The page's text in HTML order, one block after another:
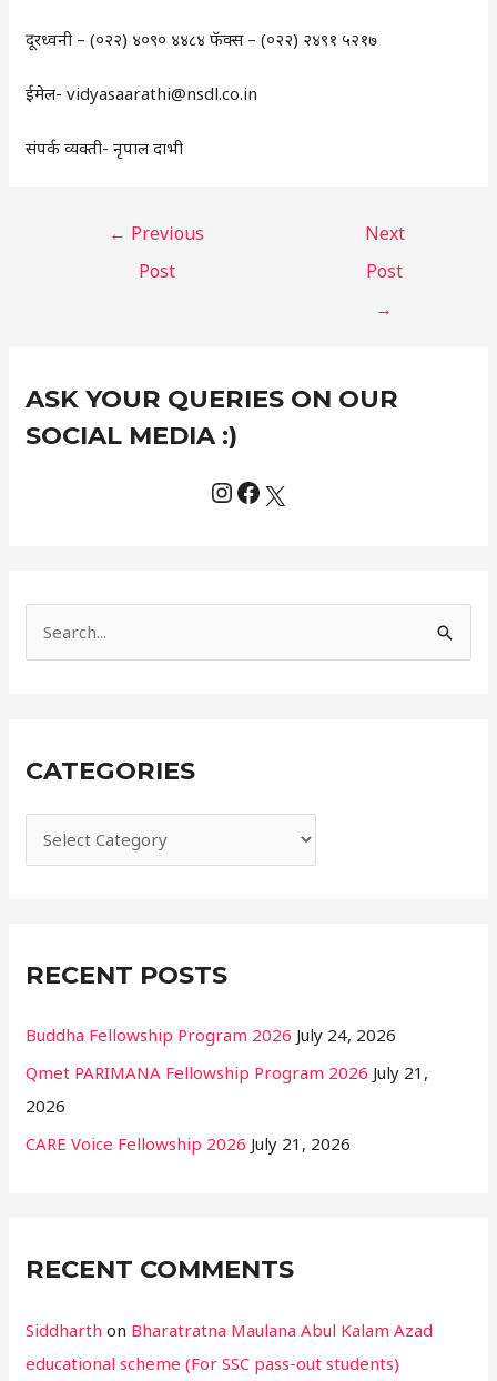
दूरध्वनी – (०२२) ४०९० ४४८४ फॅक्स – (०२२) २४९१ ५२१७
ईमेल- vidyasaarathi@nsdl.co.in
संपर्क व्यक्ती- नृपाल दाभी
← Previous
Post
Next
Post
→
ASK YOUR QUERIES ON OUR
SOCIAL MEDIA :)
c
o
CATEGORIES
a
t
s
RECENT POSTS
Buddha Fellowship Program 2026 July 24, 2026
Qmet PARIMANA Fellowship Program 2026 July 21,
2026
CARE Voice Fellowship 2026 July 21, 2026
RECENT COMMENTS
Siddharth on Bharatratna Maulana Abul Kalam Azad
educational scheme (For SSC pass-out students)